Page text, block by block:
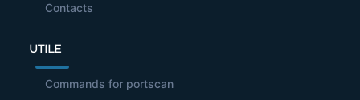
Contacts
UTILE
Commands for portscan